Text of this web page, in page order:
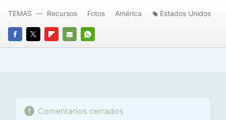
FACEBOOK
TWITTERFLIPBOARD
E-
WHATSAPP
TEMAS Recursos Fotos América Estados Unidos
Comentarios cerrados